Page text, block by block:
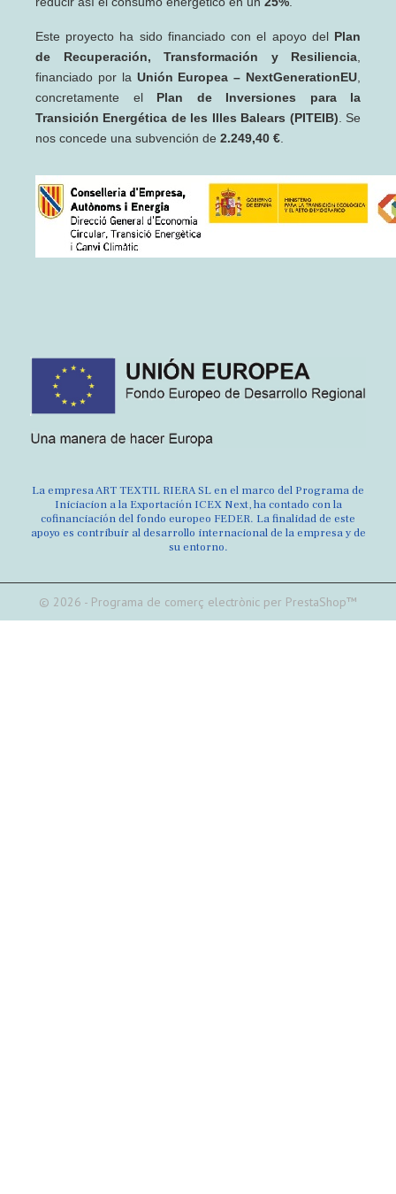
Este proyecto ha sido financiado con el apoyo del Plan
de Recuperación, Transformación y Resiliencia
financiado por la Unión Europea – NextGenerationEU
concretamente el Plan de Inversiones para la
Transición Energética de les Illes Balears (PITEIB) . Se
nos concede una subvención de 2.249,40 €
La empresa ART TEXTIL RIERA SL en el marco del Programa de
Iniciacion a la Exportación ICEX Next, ha contado con la
cofinanciación del fondo europeo FEDER. La finalidad de este
apoyo es contribuir al desarrollo internacional de la empresa y de
su entorno.
© 2026 - Programa de comerç electrònic per PrestaShop™